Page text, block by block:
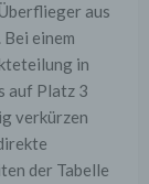
aus
einem
in
auf Platz 3
verkürzen
der Tabelle